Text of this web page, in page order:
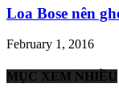
Loa Bose nên
February 1, 2016
MỤC XEM NHIỀU